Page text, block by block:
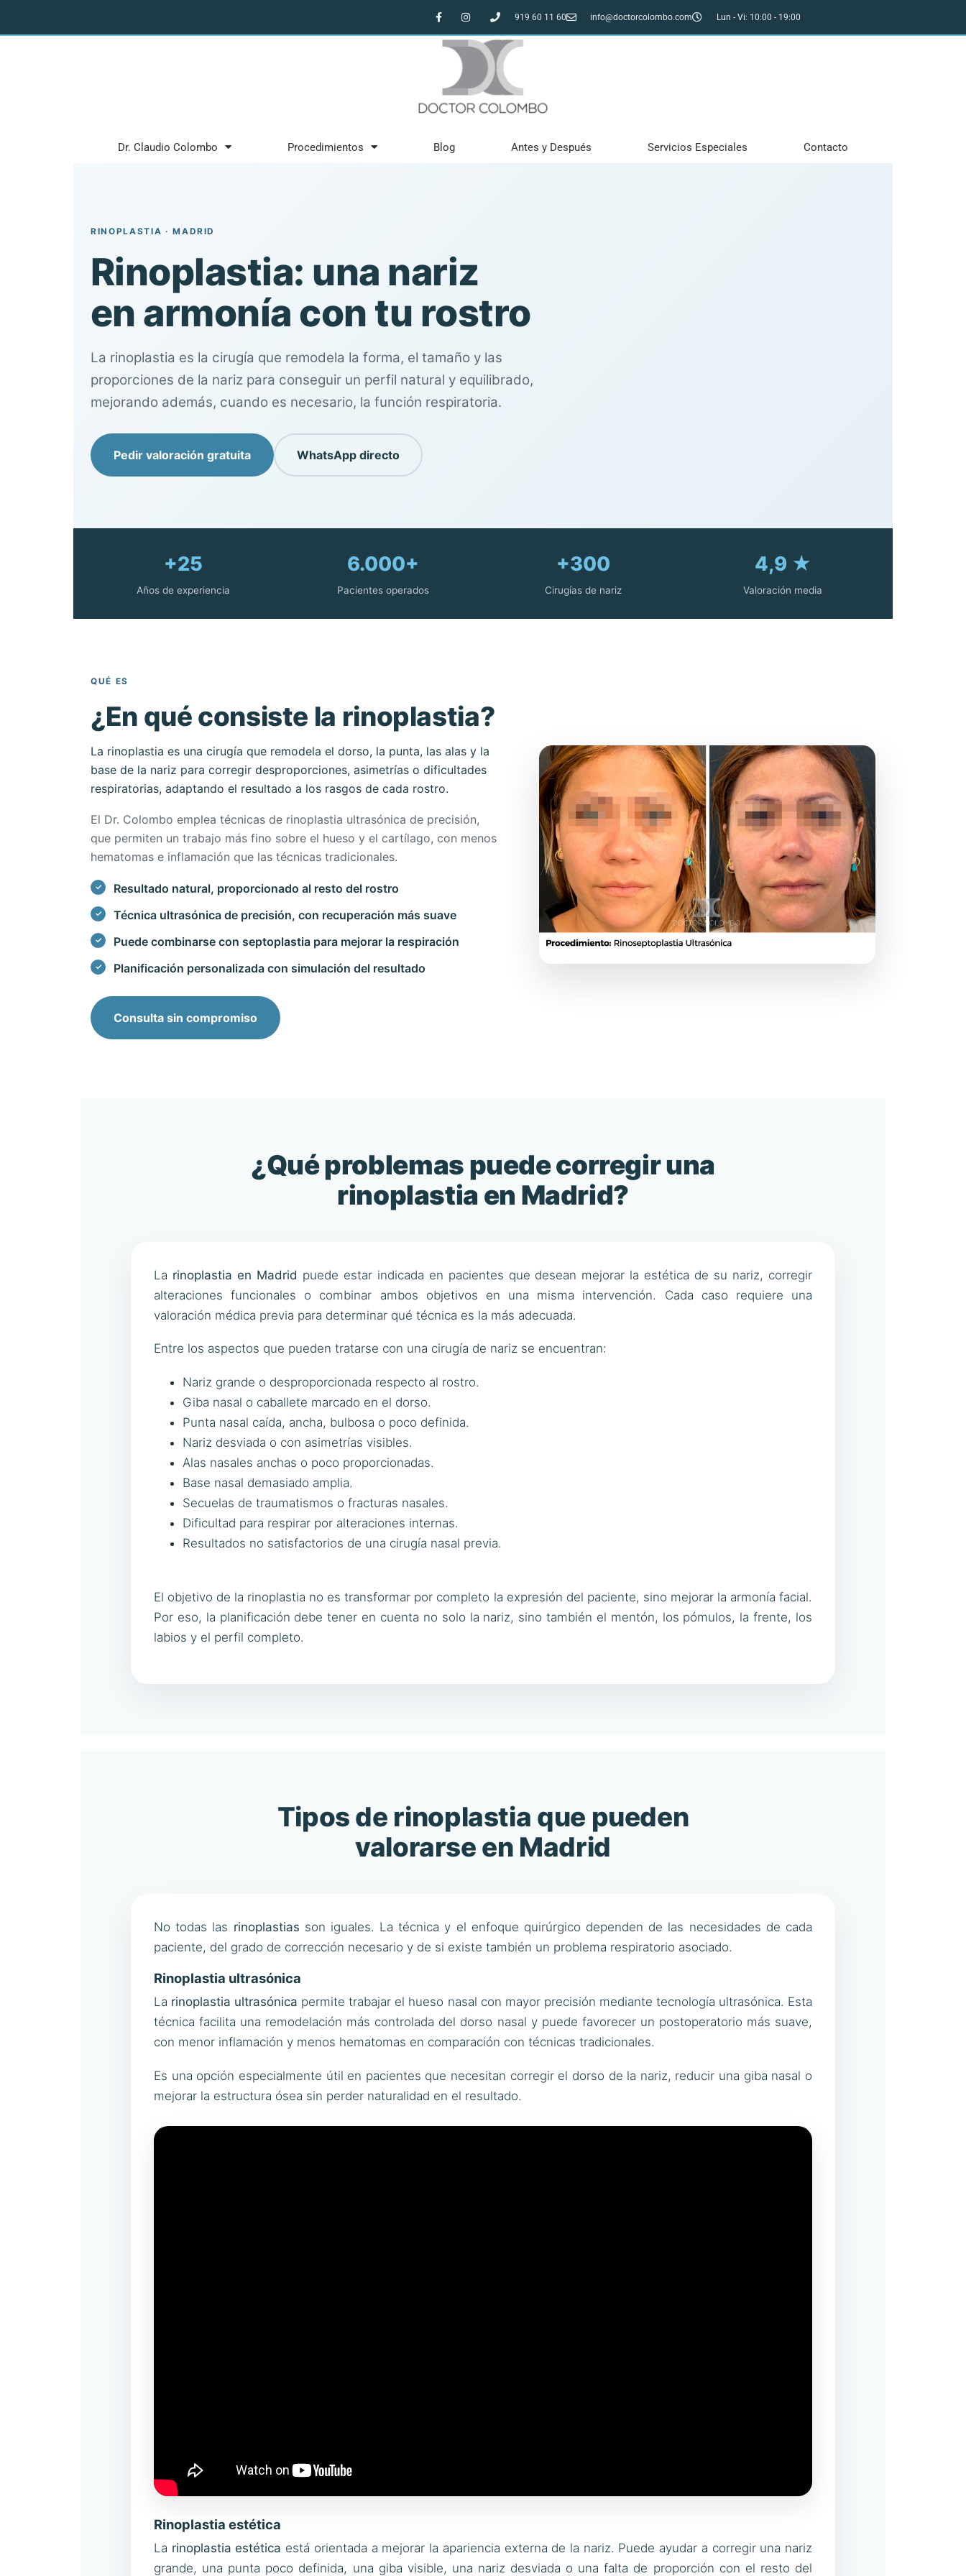
919 60 11 60 info@doctorcolombo.com Lun - Vi: 10:00 - 19:00
Dr. Claudio Colombo Procedimientos Blog Antes y Después Servicios Especiales Contacto
RINOPLASTIA · MADRID
Rinoplastia: una nariz
en armonía con tu rostro
La rinoplastia es la cirugía que remodela la forma, el tamaño y las
proporciones de la nariz para conseguir un perfil natural y equilibrado,
mejorando además, cuando es necesario, la función respiratoria.
Pedir valoración gratuita WhatsApp directo
+25
Años de experiencia
6.000+
Pacientes operados
+300
Cirugías de nariz
4,9 ★
Valoración media
QUÉ ES
¿En qué consiste la rinoplastia?
La rinoplastia es una cirugía que remodela el dorso, la punta, las alas y la
base de la nariz para corregir desproporciones, asimetrías o dificultades
respiratorias, adaptando el resultado a los rasgos de cada rostro.
El Dr. Colombo emplea técnicas de rinoplastia ultrasónica de precisión,
que permiten un trabajo más fino sobre el hueso y el cartílago, con menos
hematomas e inflamación que las técnicas tradicionales.
Resultado natural, proporcionado al resto del rostro
Técnica ultrasónica de precisión, con recuperación más suave
Puede combinarse con septoplastia para mejorar la respiración
Planificación personalizada con simulación del resultado
Consulta sin compromiso
¿Qué problemas puede corregir una
rinoplastia en Madrid?
La rinoplastia en Madrid puede estar indicada en pacientes que desean mejorar la estética de su nariz, corregir
alteraciones funcionales o combinar ambos objetivos en una misma intervención. Cada caso requiere una
valoración médica previa para determinar qué técnica es la más adecuada.
Entre los aspectos que pueden tratarse con una cirugía de nariz se encuentran:
Nariz grande o desproporcionada respecto al rostro.
Giba nasal o caballete marcado en el dorso.
Punta nasal caída, ancha, bulbosa o poco definida.
Nariz desviada o con asimetrías visibles.
Alas nasales anchas o poco proporcionadas.
Base nasal demasiado amplia.
Secuelas de traumatismos o fracturas nasales.
Dificultad para respirar por alteraciones internas.
Resultados no satisfactorios de una cirugía nasal previa.
El objetivo de la rinoplastia no es transformar por completo la expresión del paciente, sino mejorar la armonía facial.
Por eso, la planificación debe tener en cuenta no solo la nariz, sino también el mentón, los pómulos, la frente, los
labios y el perfil completo.
Tipos de rinoplastia que pueden
valorarse en Madrid
No todas las rinoplastias son iguales. La técnica y el enfoque quirúrgico dependen de las necesidades de cada
paciente, del grado de corrección necesario y de si existe también un problema respiratorio asociado.
Rinoplastia ultrasónica
La rinoplastia ultrasónica permite trabajar el hueso nasal con mayor precisión mediante tecnología ultrasónica. Esta
técnica facilita una remodelación más controlada del dorso nasal y puede favorecer un postoperatorio más suave,
con menor inflamación y menos hematomas en comparación con técnicas tradicionales.
Es una opción especialmente útil en pacientes que necesitan corregir el dorso de la nariz, reducir una giba nasal o
mejorar la estructura ósea sin perder naturalidad en el resultado.
Rinoplastia estética
La rinoplastia estética está orientada a mejorar la apariencia externa de la nariz. Puede ayudar a corregir una nariz
grande, una punta poco definida, una giba visible, una nariz desviada o una falta de proporción con el resto del